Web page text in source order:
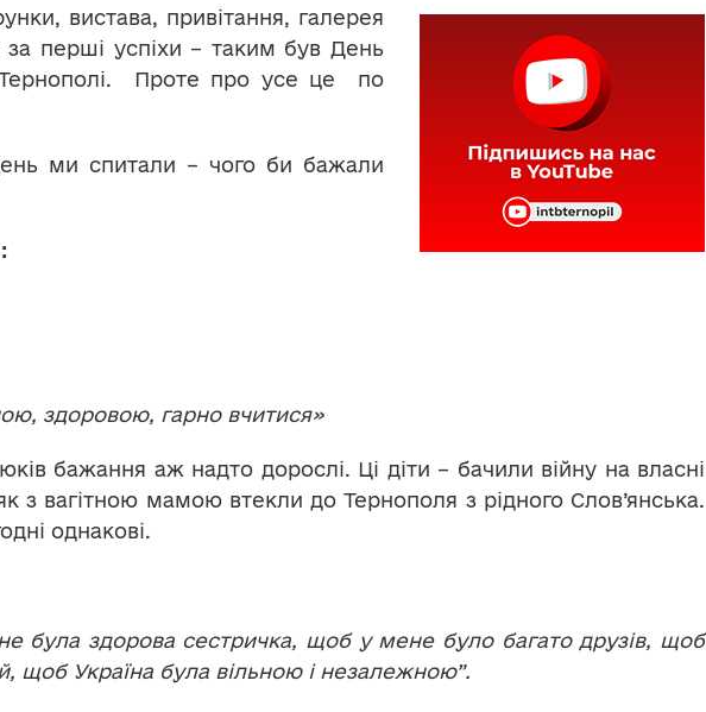
вистава, привітання, галерея
перші успіхи – таким був День
Тернополі. Проте про усе це по
ми спитали – чого би бажали
:
здоровою, гарно вчитися»
бажання аж надто дорослі. Ці діти – бачили війну на власні
з вагітною мамою втекли до Тернополя з рідного Слов’янська.
однакові.
була здорова сестричка, щоб у мене було багато друзів, щоб
щоб Україна була вільною і незалежною”.